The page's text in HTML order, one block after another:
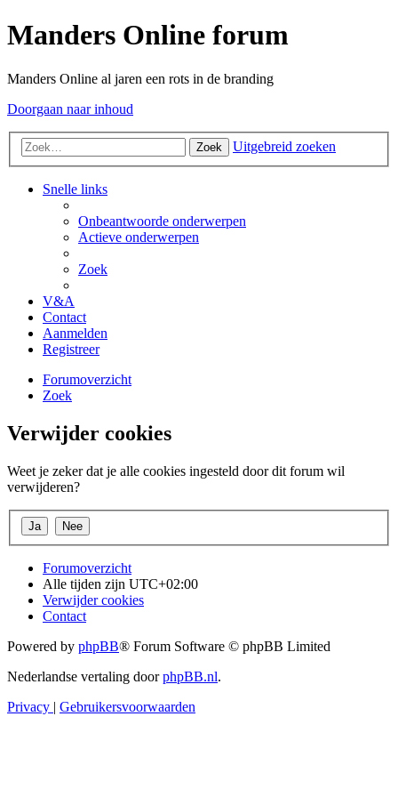
Manders Online forum
Manders Online al jaren een rots in de branding
Doorgaan naar inhoud
Zoek Uitgebreid zoeken
Snelle links
Onbeantwoorde onderwerpen
Actieve onderwerpen
Zoek
V&A
Contact
Aanmelden
Registreer
Forumoverzicht
Zoek
Verwijder cookies
Weet je zeker dat je alle cookies ingesteld door dit forum wil
verwijderen?
Forumoverzicht
Alle tijden zijn UTC+02:00
Verwijder cookies
Contact
Powered by phpBB® Forum Software © phpBB Limited
Nederlandse vertaling doorphpBB.nl.
Privacy | Gebruikersvoorwaarden